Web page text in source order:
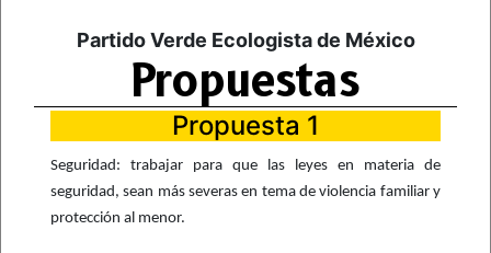
Partido Verde Ecologista de México
Propuestas
Propuesta 1
Seguridad: trabajar para que las leyes en materia de
seguridad, sean más severas en tema de violencia familiar y
protección al menor.